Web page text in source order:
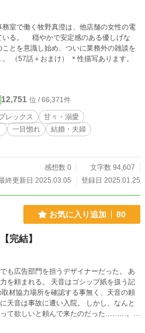
室で働く牧野真澄は、他店舗の女性の電
ある優しげな
とを意識し始め、ついに業務外の雑談を
仕掛けてしまい…。 （57話＋おまけ） ＊性描写あります。
12,751 位 / 66,371件
レックス
甘々・溺愛
一目惚れ
結婚・夫婦
感想数 0
文字数 94,607
終更新日 2025.03.05
登録日 2025.01.25
お気に入り追加 80
完結】
も広告部門を担うデザイナーだった。 あ
を頼まれる。 天音はゴシップ紙を扱う記
材協力場所を確認する事無く、天音の頼
天音は事故に遭い入院。 しかし、なんと
て欲しいと頼んで来たのだった………。